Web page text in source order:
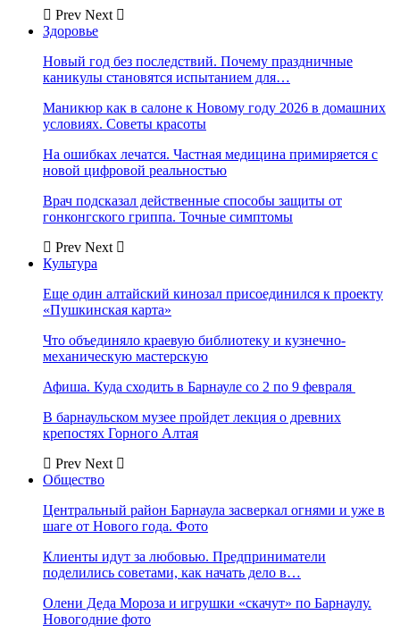
Prev Next
Здоровье
Новый год без последствий. Почему праздничные
каникулы становятся испытанием для…
Маникюр как в салоне к Новому году 2026 в домашних
условиях. Советы красоты
На ошибках лечатся. Частная медицина примиряется с
новой цифровой реальностью
Врач подсказал действенные способы защиты от
гонконгского гриппа. Точные симптомы
Prev Next
Культура
Еще один алтайский кинозал присоединился к проекту
«Пушкинская карта»
Что объединяло краевую библиотеку и кузнечно-
механическую мастерскую
Афиша. Куда сходить в Барнауле со 2 по 9 февраля
В барнаульском музее пройдет лекция о древних
крепостях Горного Алтая
Prev Next
Общество
Центральный район Барнаула засверкал огнями и уже в
шаге от Нового года. Фото
Клиенты идут за любовью. Предприниматели
поделились советами, как начать дело в…
Олени Деда Мороза и игрушки «скачут» по Барнаулу.
Новогодние фото